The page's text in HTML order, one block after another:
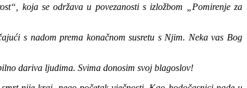
koja se održava u povezanosti s izložbom „Pomirenje za
s nadom prema konačnom susretu s Njim. Neka vas Bog
dariva ljudima. Svima donosim svoj blagoslov!